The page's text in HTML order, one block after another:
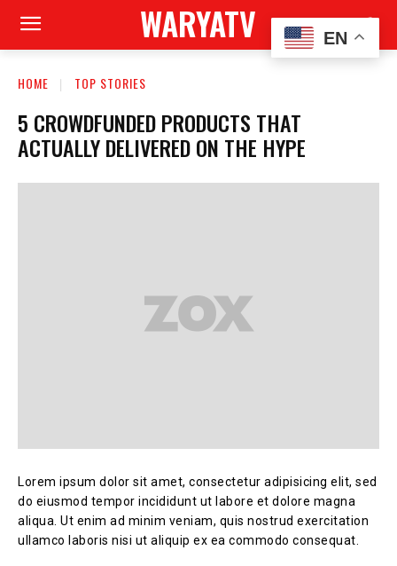
WARYATV
HOME TOP STORIES
5 CROWDFUNDED PRODUCTS THAT
ACTUALLY DELIVERED ON THE HYPE
Lorem ipsum dolor sit amet, consectetur adipisicing elit, sed
do eiusmod tempor incididunt ut labore et dolore magna
aliqua. Ut enim ad minim veniam, quis nostrud exercitation
ullamco laboris nisi ut aliquip ex ea commodo consequat.
EN